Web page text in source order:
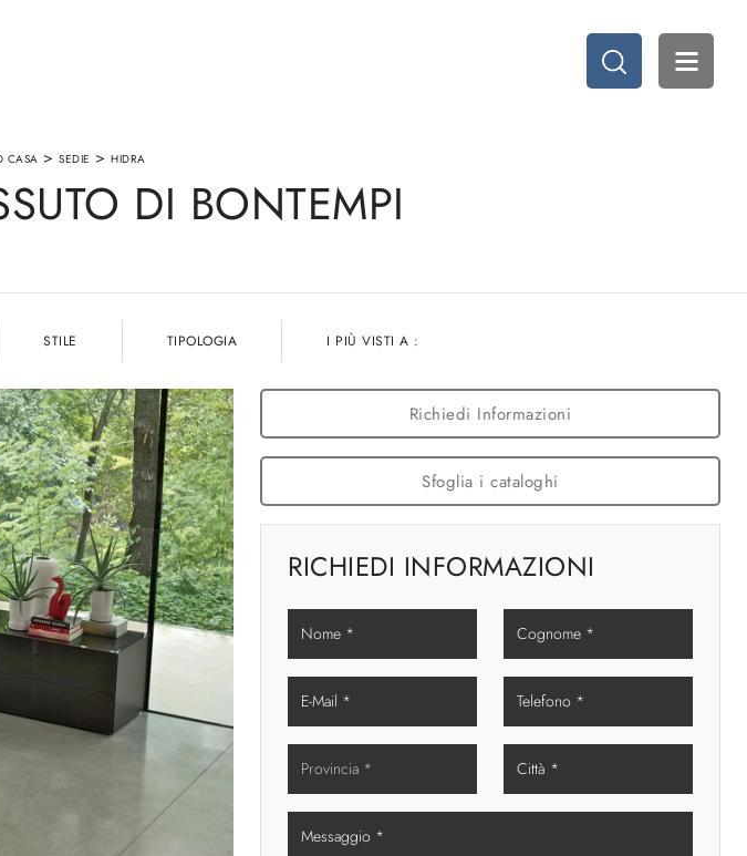
CASA >SEDIE >HIDRA
DI BONTEMPI
STILE TIPOLOGIA I PIÙ VISTI A :
Richiedi Informazioni
Sfoglia i cataloghi
RICHIEDI INFORMAZIONI